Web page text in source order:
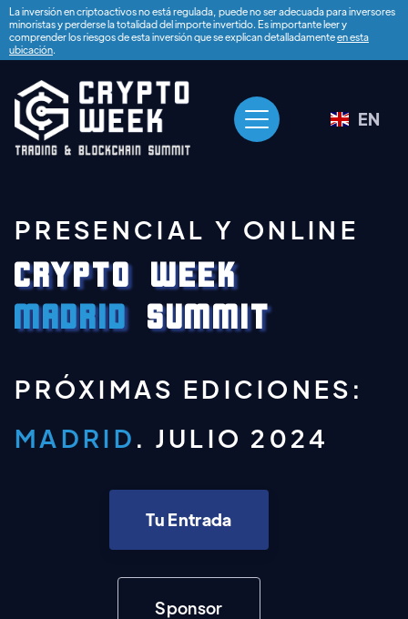
La inversión en criptoactivos no está regulada, puede no ser adecuada para inversores
minoristas y perderse la totalidad del importe invertido. Es importante leer y
comprender los riesgos de esta inversión que se explican detalladamenteen esta
ubicación.
EN
PRESENCIAL Y ONLINE
CRYPTO WEEK
madridsummit
PRÓXIMAS EDICIONES:
MADRID . JULIO 2024
Tu Entrada
Sponsor